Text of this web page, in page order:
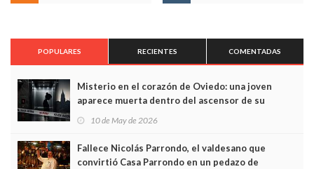
POPULARES RECIENTES COMENTADAS
Misterio en el corazón de Oviedo: una joven
aparece muerta dentro del ascensor de su
edificio y las cámaras captan sus últimos minutos
10 de May de 2026
Fallece Nicolás Parrondo, el valdesano que
convirtió Casa Parrondo en un pedazo de